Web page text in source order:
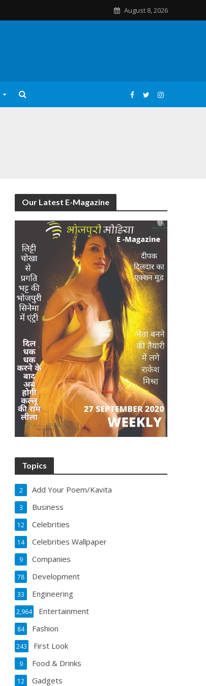
August 8, 2026
Our Latest E-Magazine
Topics
Add Your Poem/Kavita
2
Business
3
Celebrities
12
Celebrities Wallpaper
14
Companies
9
Development
78
Engineering
33
Entertainment
2,964
Fashion
84
First Look
243
Food & Drinks
9
Gadgets
12